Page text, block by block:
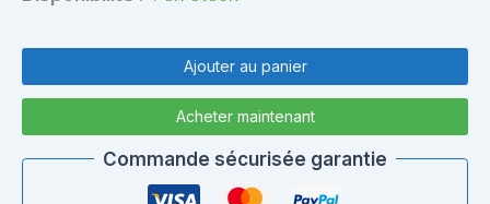
Ventilateur
CPU
Ajouter au panier
Acheter maintenant
Commande sécurisée garantie